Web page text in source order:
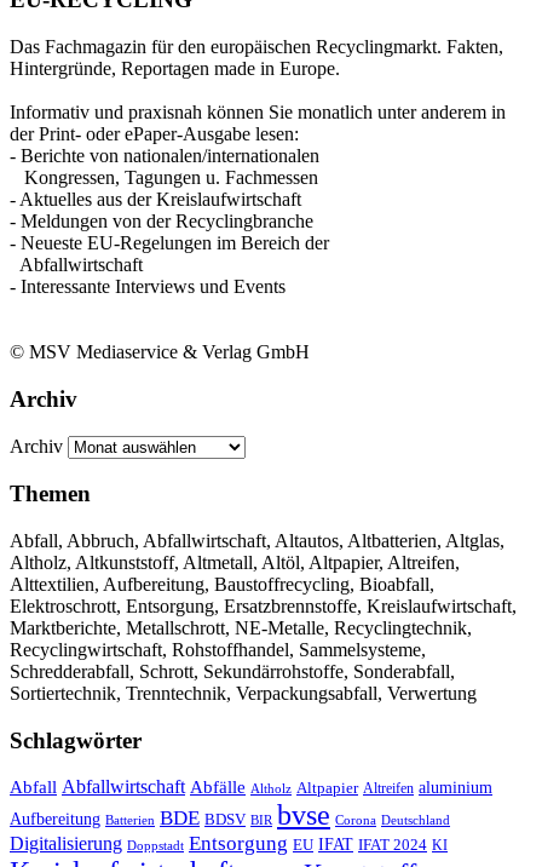
Das Fachmagazin für den europäischen Recyclingmarkt. Fakten,
Hintergründe, Reportagen made in Europe.
Informativ und praxisnah können Sie monatlich unter anderem in
der Print- oder ePaper-Ausgabe lesen:
- Berichte von nationalen/internationalen
Kongressen, Tagungen u. Fachmessen
- Aktuelles aus der Kreislaufwirtschaft
- Meldungen von der Recyclingbranche
- Neueste EU-Regelungen im Bereich der
Abfallwirtschaft
- Interessante Interviews und Events
© MSV Mediaservice & Verlag GmbH
Archiv
Archiv
Themen
Abfall, Abbruch, Abfallwirtschaft, Altautos, Altbatterien, Altglas,
Altholz, Altkunststoff, Altmetall, Altöl, Altpapier, Altreifen,
Alttextilien, Aufbereitung, Baustoffrecycling, Bioabfall,
Elektroschrott, Entsorgung, Ersatzbrennstoffe, Kreislaufwirtschaft,
Marktberichte, Metallschrott, NE-Metalle, Recyclingtechnik,
Recyclingwirtschaft, Rohstoffhandel, Sammelsysteme,
Schredderabfall, Schrott, Sekundärrohstoffe, Sonderabfall,
Sortiertechnik, Trenntechnik, Verpackungsabfall, Verwertung
Schlagwörter
Abfall Abfallwirtschaft Abfälle Altholz Altpapier Altreifen aluminium
Aufbereitung Batterien BDE BDSV BIR bvse Corona Deutschland
Digitalisierung Doppstadt Entsorgung EU IFAT IFAT 2024 KI